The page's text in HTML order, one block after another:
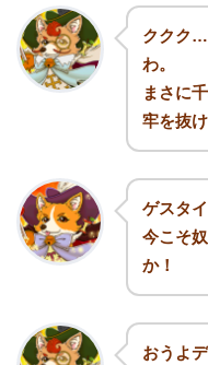
ククク
わ。
まさに
牢を抜
ゲスタ
今こそ
か！
おうよ